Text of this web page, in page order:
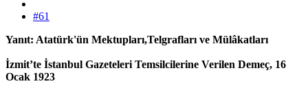
#61
Yanıt: Atatürk'ün Mektupları,Telgrafları ve Mülâkatları
İzmit’te İstanbul Gazeteleri Temsilcilerine Verilen Demeç, 16
Ocak 1923